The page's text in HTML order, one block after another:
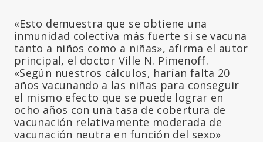
«Esto demuestra que se obtiene una
inmunidad colectiva más fuerte si se vacuna
tanto a niños como a niñas», afirma el autor
principal, el doctor Ville N. Pimenoff.
«Según nuestros cálculos, harían falta 20
años vacunando a las niñas para conseguir
el mismo efecto que se puede lograr en
ocho años con una tasa de cobertura de
vacunación relativamente moderada de
vacunación neutra en función del sexo»